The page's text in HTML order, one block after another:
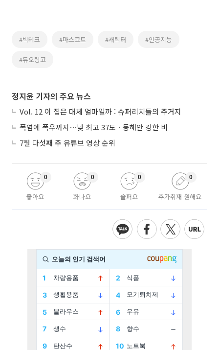
#빅테크 #마스코트 #캐릭터 #인공지능
#듀오링고
정지윤 기자의 주요 뉴스
Vol. 12 이 집은 대체 얼마일까 : 슈퍼리치들의 주거지
폭염에 폭우까지⋯낮 최고 37도ㆍ동해안 강한 비
7월 다섯째 주 유튜브 영상 순위
좋아요
0
화나요
0
슬퍼요
0
추가취재 원해요
0